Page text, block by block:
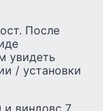
После
увидеть
/ установки
и виндовс 7